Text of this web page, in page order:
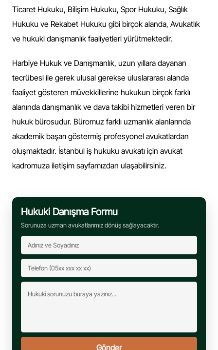
Ticaret Hukuku, Bilişim Hukuku, Spor Hukuku, Sağlık
Hukuku ve Rekabet Hukuku gibi birçok alanda, Avukatlık
ve hukuki danışmanlık faaliyetleri yürütmektedir.
Harbiye Hukuk ve Danışmanlık, uzun yıllara dayanan
tecrübesi ile gerek ulusal gerekse uluslararası alanda
faaliyet gösteren müvekkillerine hukukun birçok farklı
alanında danışmanlık ve dava takibi hizmetleri veren bir
hukuk bürosudur. Büromuz farklı uzmanlık alanlarında
akademik başarı göstermiş profesyonel avukatlardan
oluşmaktadır. İstanbul iş hukuku avukatı için avukat
kadromuza iletişim sayfamızdan ulaşabilirsiniz.
Hukuki Danışma Formu
Sorunuza uzman avukatlarımız dönüş sağlayacaktır.